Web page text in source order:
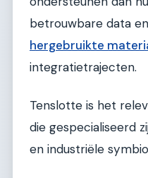
betrouwbare data en
hergebruikte
integratietrajecten.
Tenslotte is het
die gespecialiseerd
en industriële